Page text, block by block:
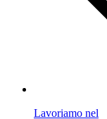
Lavoriamo nel